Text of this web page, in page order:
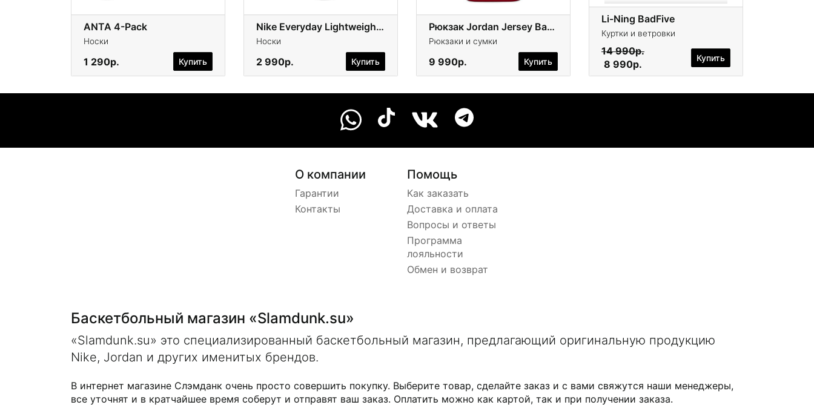
ANTA 4-Pack
Носки
1 290р. Купить
Nike Everyday Lightweight Crew
Носки
2 990р. Купить
Рюкзак Jordan Jersey Backpack
Рюкзаки и сумки
9 990р. Купить
Li-Ning BadFive
Куртки и ветровки
14 990р.
8 990р.
Купить
О компании
Гарантии
Контакты
Помощь
Как заказать
Доставка и оплата
Вопросы и ответы
Программа
лояльности
Обмен и возврат
Баскетбольный магазин «Slamdunk.su»
«Slamdunk.su» это специализированный баскетбольный магазин, предлагающий оригинальную продукцию
Nike, Jordan и других именитых брендов.
В интернет магазине Слэмданк очень просто совершить покупку. Выберите товар, сделайте заказ и с вами свяжутся наши менеджеры,
все уточнят и в кратчайшее время соберут и отправят ваш заказ. Оплатить можно как картой, так и при получении заказа.